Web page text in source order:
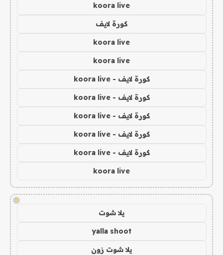
koora live
كورة لايف
koora live
koora live
كورة لايف - koora live
كورة لايف - koora live
كورة لايف - koora live
كورة لايف - koora live
كورة لايف - koora live
koora live
!
يلا شوت
yalla shoot
يلا شوت زون